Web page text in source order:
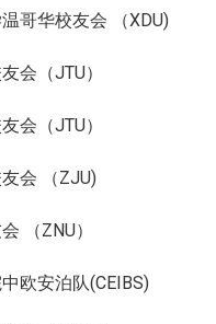
哥华校友会 （XDU)
会（JTU）
会（JTU）
会 （ZJU)
（ZNU）
欧安泊队(CEIBS)